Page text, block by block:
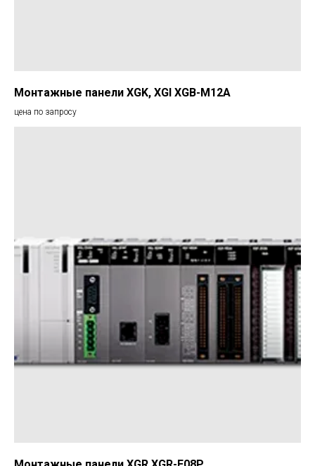
Монтажные панели XGK, XGI XGB-M12A
цена по запросу